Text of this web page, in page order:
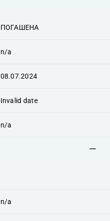
ПОГАШЕНА
n/a
08.07.2024
Invalid date
n/a
n/a